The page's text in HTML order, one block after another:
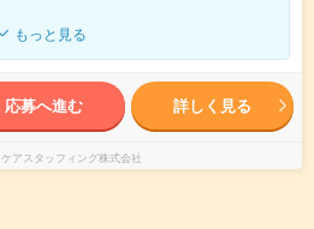
もっと見る
応募へ進む 詳しく見る
ケアスタッフィング株式会社